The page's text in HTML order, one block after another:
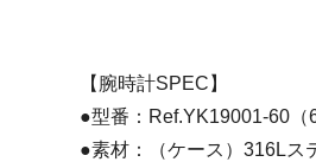
【腕時計SPEC】
●型番：Ref.YK19001-60（
●素材：（ケース）316Lス